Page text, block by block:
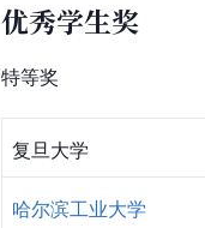
优秀学生奖
特等奖
复旦大学
哈尔滨工业大学